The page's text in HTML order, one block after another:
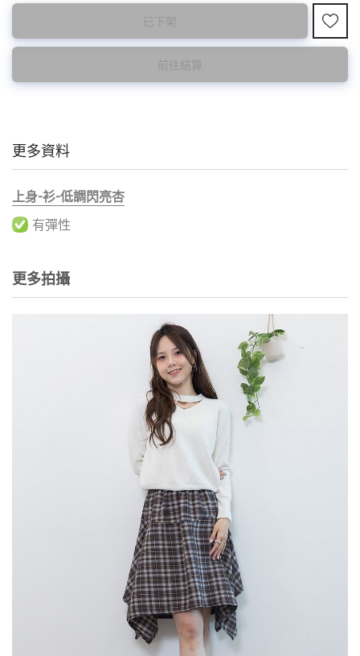
此為減價貨品
特價品不設退換，購買前請先確認所列出的尺碼是否合適。
已下架
前往結算
更多資料
上身-衫-低調閃亮杏
有彈性
更多拍攝